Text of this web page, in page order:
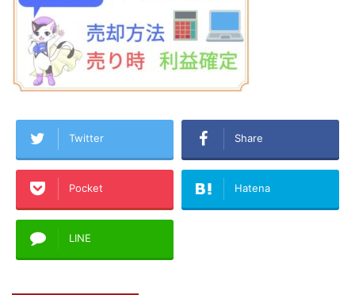
Twitter Share
Pocket Hatena
LINE